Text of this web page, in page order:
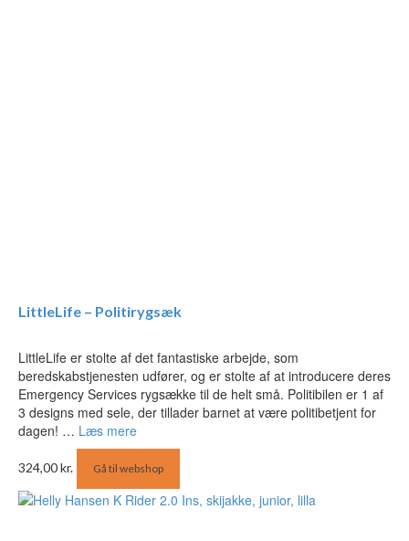
LittleLife – Politirygsæk
LittleLife er stolte af det fantastiske arbejde, som
beredskabstjenesten udfører, og er stolte af at introducere deres
Emergency Services rygsække til de helt små. Politibilen er 1 af
3 designs med sele, der tillader barnet at være politibetjent for
dagen! … Læs mere
324,00kr. Gå til webshop